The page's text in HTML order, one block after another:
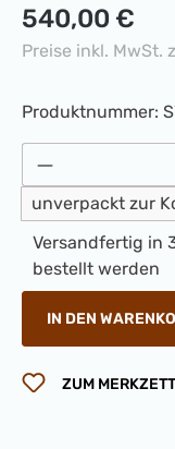
Regulärer Preis:
540,00 €
Preise inkl. MwSt.
Produktnummer:
Produkt
unverpackt zur
Versandfertig in
bestellt werden
IN DEN
ZUM